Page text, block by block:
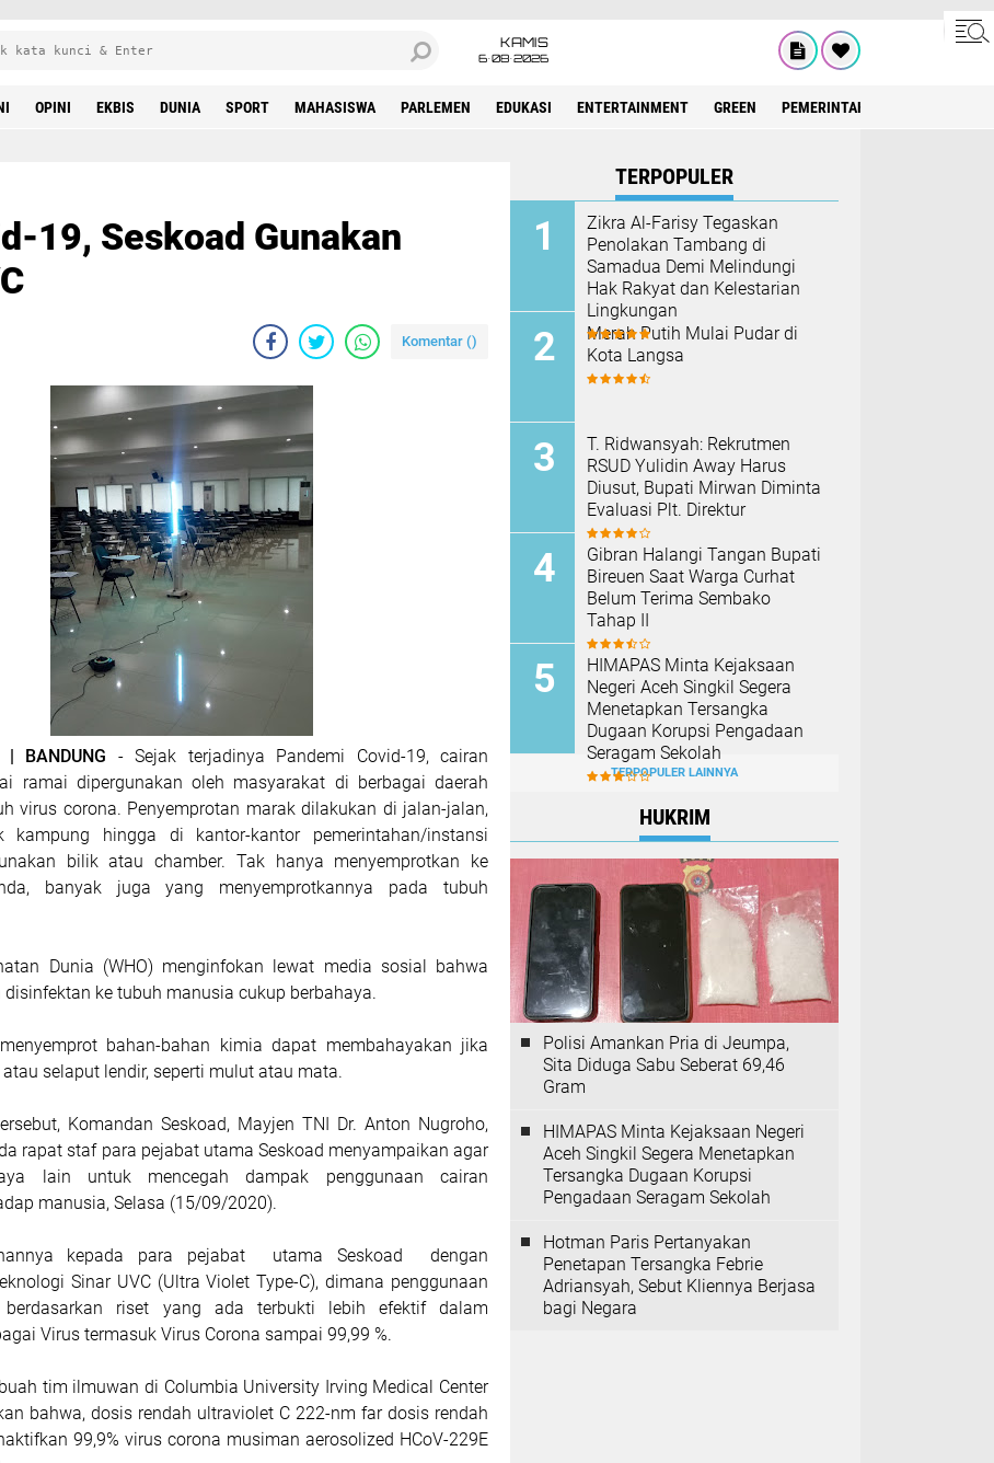
KAMIS
6•08•2026
OPINI EKBIS DUNIA SPORT MAHASISWA PARLEMEN EDUKASI ENTERTAINMENT GREEN PEMERINTAH ACEH
19, Seskoad Gunakan
Komentar ()
| BANDUNG - Sejak terjadinya Pandemi Covid-19, cairan
ramai dipergunakan oleh masyarakat di berbagai daerah
virus corona. Penyemprotan marak dilakukan di jalan-jalan,
kampung hingga di kantor-kantor pemerintahan/instansi
bilik atau chamber. Tak hanya menyemprotkan ke
banyak juga yang menyemprotkannya pada tubuh
Dunia (WHO) menginfokan lewat media sosial bahwa
ke tubuh manusia cukup berbahaya.
bahan-bahan kimia dapat membahayakan jika
selaput lendir, seperti mulut atau mata.
Komandan Seskoad, Mayjen TNI Dr. Anton Nugroho,
rapat staf para pejabat utama Seskoad menyampaikan agar
lain untuk mencegah dampak penggunaan cairan
manusia, Selasa (15/09/2020).
kepada para pejabat utama Seskoad dengan
Sinar UVC (Ultra Violet Type-C), dimana penggunaan
riset yang ada terbukti lebih efektif dalam
Virus termasuk Virus Corona sampai 99,99 %.
tim ilmuwan di Columbia University Irving Medical Center
bahwa, dosis rendah ultraviolet C 222-nm far dosis rendah
99,9% virus corona musiman aerosolized HCoV-229E
TERPOPULER
Zikra Al-Farisy Tegaskan
Penolakan Tambang di
Samadua Demi Melindungi
Hak Rakyat dan Kelestarian
Lingkungan
Merah Putih Mulai Pudar di
Kota Langsa
T. Ridwansyah: Rekrutmen
RSUD Yulidin Away Harus
Diusut, Bupati Mirwan Diminta
Evaluasi Plt. Direktur
Gibran Halangi Tangan Bupati
Bireuen Saat Warga Curhat
Belum Terima Sembako
Tahap II
HIMAPAS Minta Kejaksaan
Negeri Aceh Singkil Segera
Menetapkan Tersangka
Dugaan Korupsi Pengadaan
Seragam Sekolah
TERPOPULER LAINNYA
HUKRIM
Polisi Amankan Pria di Jeumpa,
Sita Diduga Sabu Seberat 69,46
Gram
HIMAPAS Minta Kejaksaan Negeri
Aceh Singkil Segera Menetapkan
Tersangka Dugaan Korupsi
Pengadaan Seragam Sekolah
Hotman Paris Pertanyakan
Penetapan Tersangka Febrie
Adriansyah, Sebut Kliennya Berjasa
bagi Negara